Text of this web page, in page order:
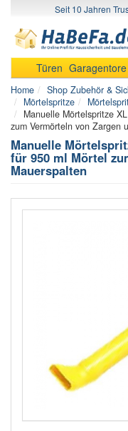
Seit 10 Jahren
Türen Garagentore
Home Shop Zubehör &
Mörtelspritze
Manuelle Mörtelspritze
zum Vermörteln von Zargen
Manuelle
für 950 ml Mörtel
Mauerspalten